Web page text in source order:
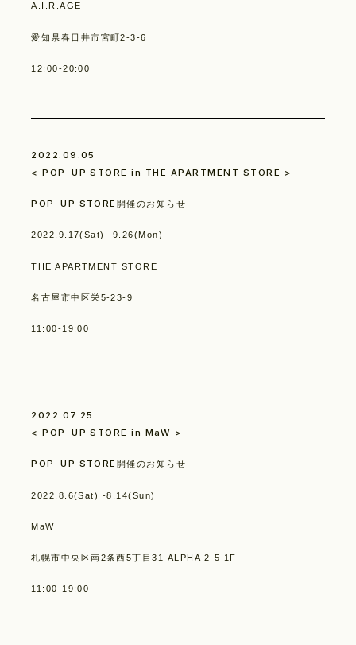
A.I.R.AGE
愛知県春日井市宮町2-3-6
12:00-20:00
2022.09.05
< POP-UP STORE in THE APARTMENT STORE >
POP-UP STORE開催のお知らせ
2022.9.17(Sat) -9.26(Mon)
THE APARTMENT STORE
名古屋市中区栄5-23-9
11:00-19:00
2022.07.25
< POP-UP STORE in MaW >
POP-UP STORE開催のお知らせ
2022.8.6(Sat) -8.14(Sun)
MaW
札幌市中央区南2条西5丁目31 ALPHA 2-5 1F
11:00-19:00